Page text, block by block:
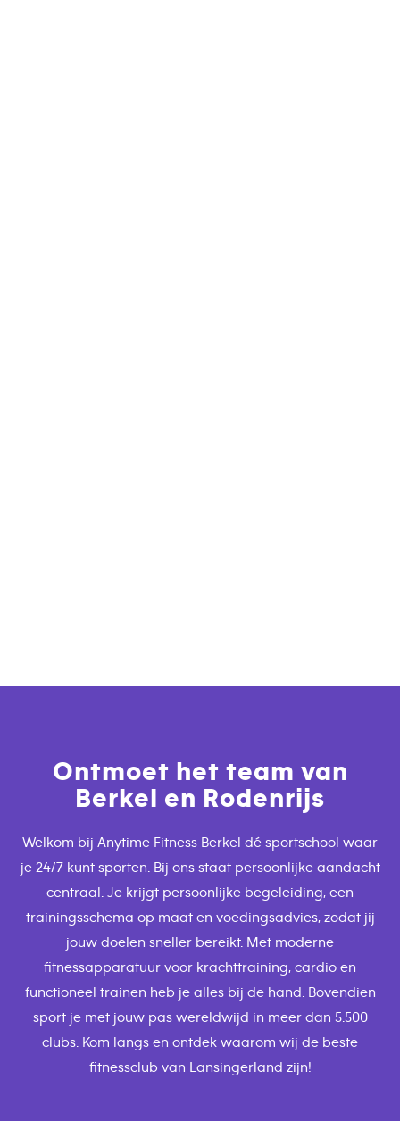
Ontmoet het team van
Berkel en Rodenrijs
Welkom bij Anytime Fitness Berkel dé sportschool waar
je 24/7 kunt sporten. Bij ons staat persoonlijke aandacht
centraal. Je krijgt persoonlijke begeleiding, een
trainingsschema op maat en voedingsadvies, zodat jij
jouw doelen sneller bereikt. Met moderne
fitnessapparatuur voor krachttraining, cardio en
functioneel trainen heb je alles bij de hand. Bovendien
sport je met jouw pas wereldwijd in meer dan 5.500
clubs. Kom langs en ontdek waarom wij de beste
fitnessclub van Lansingerland zijn!